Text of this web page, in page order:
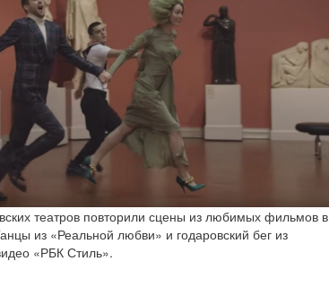
театров повторили сцены из любимых фильмов в
из «Реальной любви» и годаровский бег из
«РБК Стиль».